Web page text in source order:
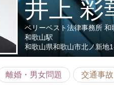
井上 彩
ベリーベスト法律事務所 和
和歌山駅
和歌山県和歌山市北ノ新地
離婚・男女問題 交通事故